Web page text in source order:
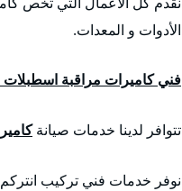
الأدوات و المعدات.
فني كاميرات مراقبة اسطبلات
تتوافر لدينا خدمات صيانة
نوفر خدمات فني تركيب